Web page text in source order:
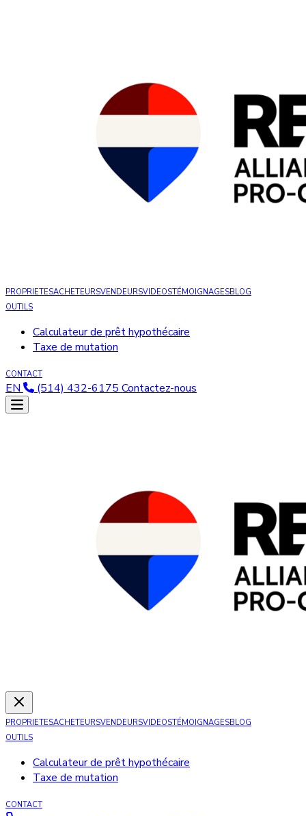
PROPRIETESACHETEURSVENDEURSVIDEOSTÉMOIGNAGESBLOG
OUTILS
Calculateur de prêt hypothécaire
Taxe de mutation
CONTACT
EN (514) 432-6175 Contactez-nous
PROPRIETESACHETEURSVENDEURSVIDEOSTÉMOIGNAGESBLOG
OUTILS
Calculateur de prêt hypothécaire
Taxe de mutation
CONTACT